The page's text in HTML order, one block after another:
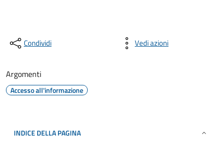
Condividi Vedi azioni
Argomenti
Accesso all'informazione
INDICE DELLA PAGINA